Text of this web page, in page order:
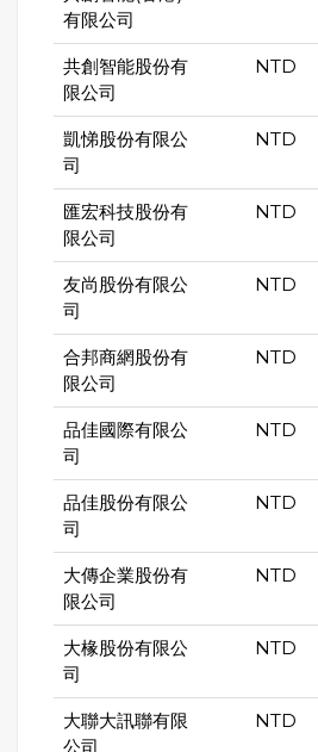
有限公司
共創智能股份有
限公司
NTD
凱悌股份有限公
司
NTD
匯宏科技股份有
限公司
NTD
友尚股份有限公
司
NTD
合邦商網股份有
限公司
NTD
品佳國際有限公
司
NTD
品佳股份有限公
司
NTD
大傳企業股份有
限公司
NTD
大椽股份有限公
司
NTD
大聯大訊聯有限
公司
NTD